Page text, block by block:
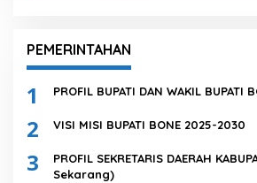
PEMERINTAHAN
1 PROFIL BUPATI DAN WAKIL BUPATI
2 VISI MISI BUPATI BONE 2025-2030
3
PROFIL SEKRETARIS DAERAH
Sekarang)